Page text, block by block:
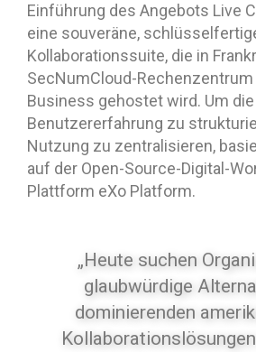
Einführung des Angebots Live
eine souveräne,
Kollaborationssuite, die in
SecNumCloud-Rechenzentrum
Business gehostet wird. Um
Benutzererfahrung zu
Nutzung zu zentralisieren,
auf der Open-Source-Digital-
Plattform eXo Platform.
„Heute suchen
glaubwürdige
dominierenden